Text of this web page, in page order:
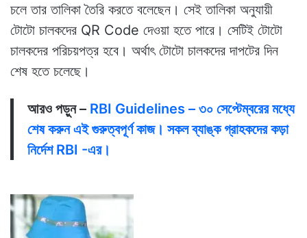
চলে তার তালিকা তৈরি করতে বলেছেন। সেই তালিকা অনুযায়ী
টোটো চালকদের QR Code দেওয়া হতে পারে। সেটিই টোটো
চালকদের পরিচয়পত্র হবে। অর্থাৎ টোটো চালকদের দাপটের দিন
শেষ হতে চলেছে।
আরও পড়ুন – RBI Guidelines – ৩০ সেপ্টেম্বরের মধ্যে
শেষ করুন এই গুরুত্বপূর্ণ কাজ। সকল ব্যাঙ্ক গ্রাহকদের কড়া
নির্দেশ RBI -এর।